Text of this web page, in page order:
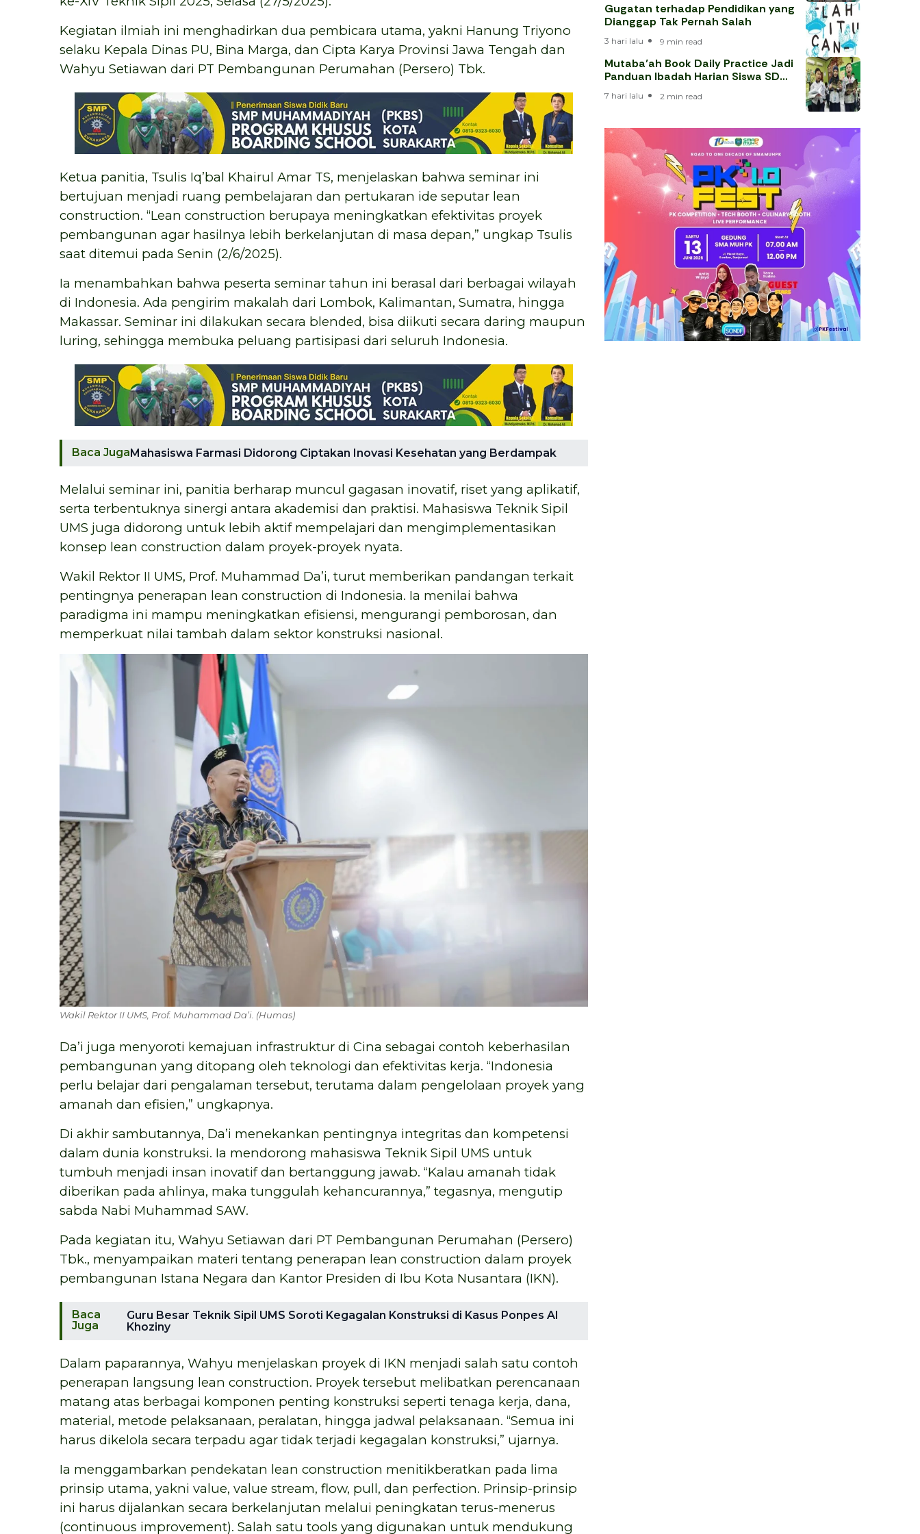
Kegiatan ilmiah ini menghadirkan dua pembicara utama, yakni Hanung Triyono
selaku Kepala Dinas PU, Bina Marga, dan Cipta Karya Provinsi Jawa Tengah dan
Wahyu Setiawan dari PT Pembangunan Perumahan (Persero) Tbk.
Ketua panitia, Tsulis Iq’bal Khairul Amar TS, menjelaskan bahwa seminar ini
bertujuan menjadi ruang pembelajaran dan pertukaran ide seputar lean
construction. “Lean construction berupaya meningkatkan efektivitas proyek
pembangunan agar hasilnya lebih berkelanjutan di masa depan,” ungkap Tsulis
saat ditemui pada Senin (2/6/2025).
Ia menambahkan bahwa peserta seminar tahun ini berasal dari berbagai wilayah
di Indonesia. Ada pengirim makalah dari Lombok, Kalimantan, Sumatra, hingga
Makassar. Seminar ini dilakukan secara blended, bisa diikuti secara daring maupun
luring, sehingga membuka peluang partisipasi dari seluruh Indonesia.
Baca JugaMahasiswa Farmasi Didorong Ciptakan Inovasi Kesehatan yang Berdampak
Melalui seminar ini, panitia berharap muncul gagasan inovatif, riset yang aplikatif,
serta terbentuknya sinergi antara akademisi dan praktisi. Mahasiswa Teknik Sipil
UMS juga didorong untuk lebih aktif mempelajari dan mengimplementasikan
konsep lean construction dalam proyek-proyek nyata.
Wakil Rektor II UMS, Prof. Muhammad Da’i, turut memberikan pandangan terkait
pentingnya penerapan lean construction di Indonesia. Ia menilai bahwa
paradigma ini mampu meningkatkan efisiensi, mengurangi pemborosan, dan
memperkuat nilai tambah dalam sektor konstruksi nasional.
Wakil Rektor II UMS, Prof. Muhammad Da’i. (Humas)
Da’i juga menyoroti kemajuan infrastruktur di Cina sebagai contoh keberhasilan
pembangunan yang ditopang oleh teknologi dan efektivitas kerja. “Indonesia
perlu belajar dari pengalaman tersebut, terutama dalam pengelolaan proyek yang
amanah dan efisien,” ungkapnya.
Di akhir sambutannya, Da’i menekankan pentingnya integritas dan kompetensi
dalam dunia konstruksi. Ia mendorong mahasiswa Teknik Sipil UMS untuk
tumbuh menjadi insan inovatif dan bertanggung jawab. “Kalau amanah tidak
diberikan pada ahlinya, maka tunggulah kehancurannya,” tegasnya, mengutip
sabda Nabi Muhammad SAW.
Pada kegiatan itu, Wahyu Setiawan dari PT Pembangunan Perumahan (Persero)
Tbk., menyampaikan materi tentang penerapan lean construction dalam proyek
pembangunan Istana Negara dan Kantor Presiden di Ibu Kota Nusantara (IKN).
Baca
Juga
Guru Besar Teknik Sipil UMS Soroti Kegagalan Konstruksi di Kasus Ponpes Al
Khoziny
Dalam paparannya, Wahyu menjelaskan proyek di IKN menjadi salah satu contoh
penerapan langsung lean construction. Proyek tersebut melibatkan perencanaan
matang atas berbagai komponen penting konstruksi seperti tenaga kerja, dana,
material, metode pelaksanaan, peralatan, hingga jadwal pelaksanaan. “Semua ini
harus dikelola secara terpadu agar tidak terjadi kegagalan konstruksi,” ujarnya.
Ia menggambarkan pendekatan lean construction menitikberatkan pada lima
prinsip utama, yakni value, value stream, flow, pull, dan perfection. Prinsip-prinsip
ini harus dijalankan secara berkelanjutan melalui peningkatan terus-menerus
(continuous improvement). Salah satu tools yang digunakan untuk mendukung
Gugatan terhadap Pendidikan yang
Dianggap Tak Pernah Salah
3 hari lalu 9 min read
Mutaba’ah Book Daily Practice Jadi
Panduan Ibadah Harian Siswa SD
7 hari lalu 2 min read